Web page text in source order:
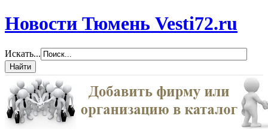
Новости Тюмень Vesti72.ru
Искать...